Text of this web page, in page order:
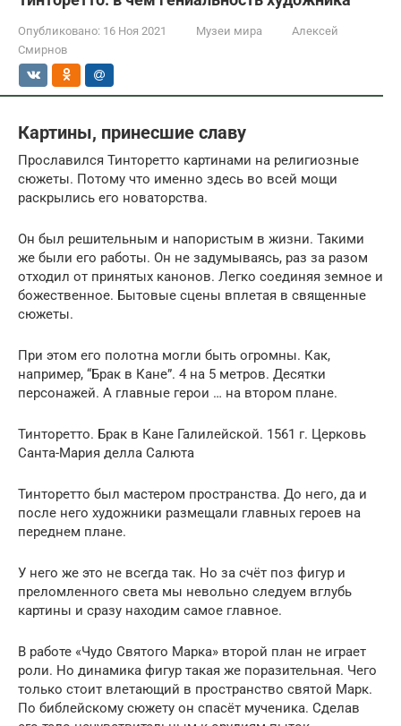
Опубликовано: 16 Ноя 2021 Музеи мира
Алексей
Смирнов
Картины, принесшие славу
Прославился Тинторетто картинами на религиозные
сюжеты. Потому что именно здесь во всей мощи
раскрылись его новаторства.
Он был решительным и напористым в жизни. Такими
же были его работы. Он не задумываясь, раз за разом
отходил от принятых канонов. Легко соединяя земное и
божественное. Бытовые сцены вплетая в священные
сюжеты.
При этом его полотна могли быть огромны. Как,
например, “Брак в Кане”. 4 на 5 метров. Десятки
персонажей. А главные герои … на втором плане.
Тинторетто. Брак в Кане Галилейской. 1561 г. Церковь
Санта-Мария делла Салюта
Тинторетто был мастером пространства. До него, да и
после него художники размещали главных героев на
переднем плане.
У него же это не всегда так. Но за счёт поз фигур и
преломленного света мы невольно следуем вглубь
картины и сразу находим самое главное.
В работе «Чудо Святого Марка» второй план не играет
роли. Но динамика фигур такая же поразительная. Чего
только стоит влетающий в пространство святой Марк.
По библейскому сюжету он спасёт мученика. Сделав